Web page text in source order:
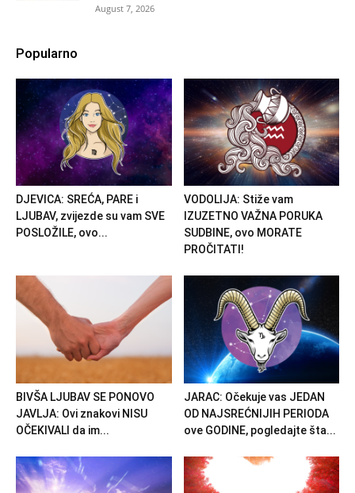
August 7, 2026
Popularno
DJEVICA: SREĆA, PARE i
LJUBAV, zvijezde su vam SVE
POSLOŽILE, ovo...
VODOLIJA: Stiže vam
IZUZETNO VAŽNA PORUKA
SUDBINE, ovo MORATE
PROČITATI!
BIVŠA LJUBAV SE PONOVO
JAVLJA: Ovi znakovi NISU
OČEKIVALI da im...
JARAC: Očekuje vas JEDAN
OD NAJSREĆNIJIH PERIODA
ove GODINE, pogledajte šta...